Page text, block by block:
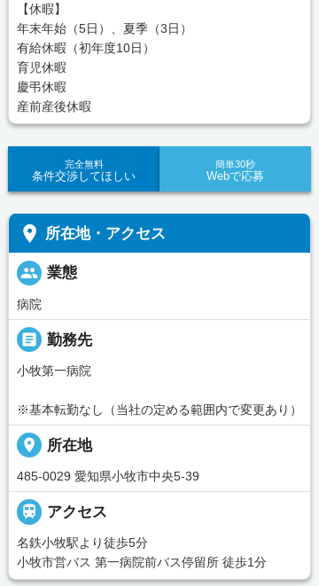
【休暇】
年末年始（5日）、夏季（3日）
有給休暇（初年度10日）
育児休暇
慶弔休暇
産前産後休暇
完全無料
条件交渉してほしい
簡単30秒
Webで応募
place 所在地・アクセス
people 業態
病院
_pin
勤務先
小牧第一病院
※基本転勤なし（当社の定める範囲内で変更あり）
place 所在地
485-0029 愛知県小牧市中央5-39
 アクセス
名鉄小牧駅より徒歩5分
小牧市営バス 第一病院前バス停留所 徒歩1分